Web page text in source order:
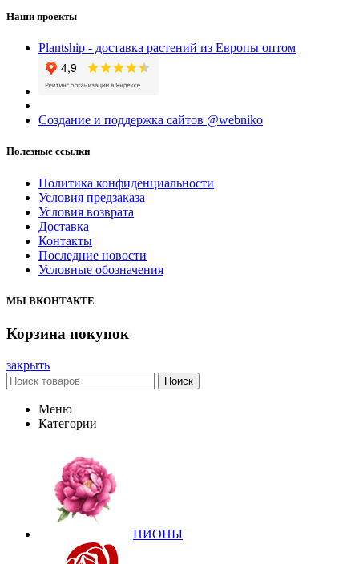
Наши проекты
Plantship - доставка растений из Европы оптом
Создание и поддержка сайтов @webniko
Полезные ссылки
Политика конфиденциальности
Условия предзаказа
Условия возврата
Доставка
Контакты
Последние новости
Условные обозначения
МЫ ВКОНТАКТЕ
Корзина покупок
закрыть
Поиск
Меню
Категории
ПИОНЫ